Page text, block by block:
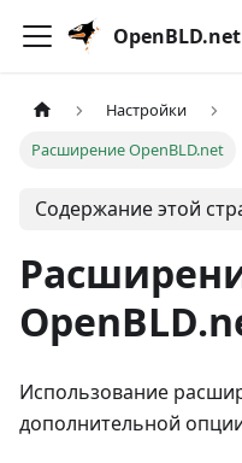
Настройки
Расширение OpenBLD.net
Содержание этой
Использование
дополнительной